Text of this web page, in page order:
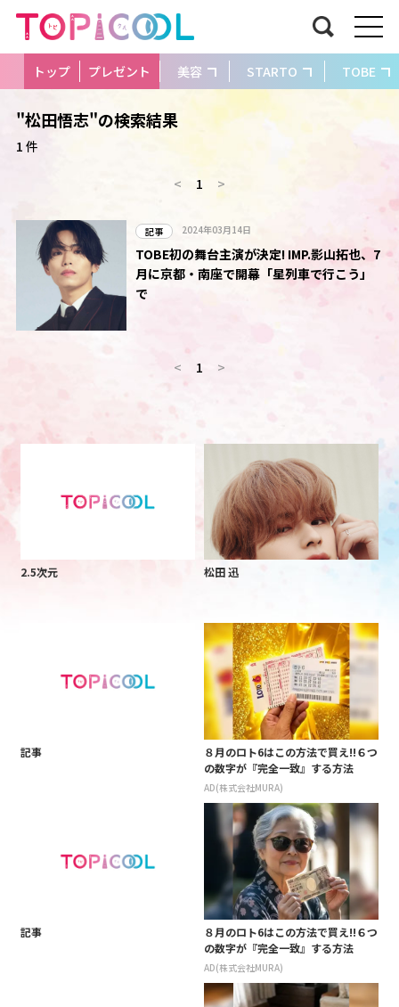
トップ プレゼント 美容 STARTO TOBE
"松田悟志"の検索結果
1 件
< 1 >
記事 2024年03月14日
TOBE初の舞台主演が決定! IMP.影山拓也、7
月に京都・南座で開幕「星列車で行こう」
で
< 1 >
2.5次元 松田 迅
記事
８月のロト6はこの方法で買え!!６つ
の数字が『完全一致』する方法
AD(株式会社MURA)
記事
８月のロト6はこの方法で買え!!６つ
の数字が『完全一致』する方法
AD(株式会社MURA)